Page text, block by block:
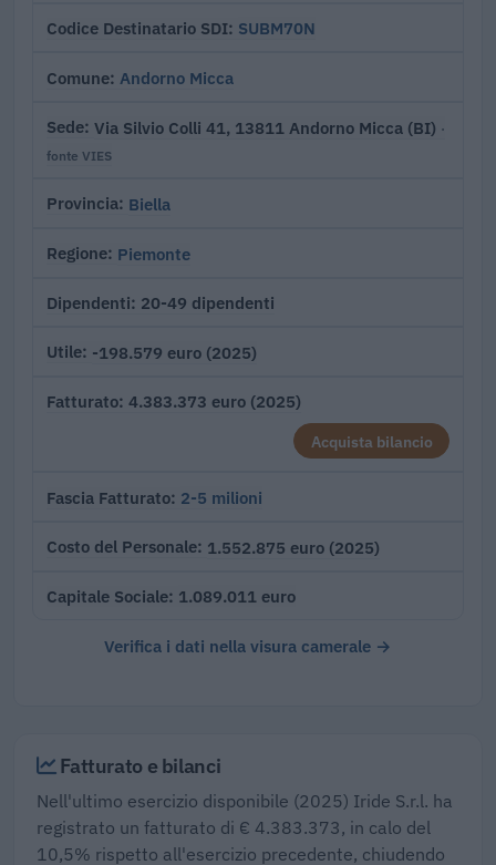
Codice Destinatario SDI SUBM70N
Comune Andorno Micca
Sede Via Silvio Colli 41, 13811 Andorno Micca (BI) ·
fonte VIES
Provincia Biella
Regione Piemonte
Dipendenti 20-49 dipendenti
Utile -198.579 euro (2025)
Fatturato 4.383.373 euro (2025)
Acquista bilancio
Fascia Fatturato 2-5 milioni
Costo del Personale 1.552.875 euro (2025)
Capitale Sociale 1.089.011 euro
Verifica i dati nella visura camerale →
Fatturato e bilanci
Nell'ultimo esercizio disponibile (2025) Iride S.r.l. ha
registrato un fatturato di € 4.383.373, in calo del
10,5% rispetto all'esercizio precedente, chiudendo